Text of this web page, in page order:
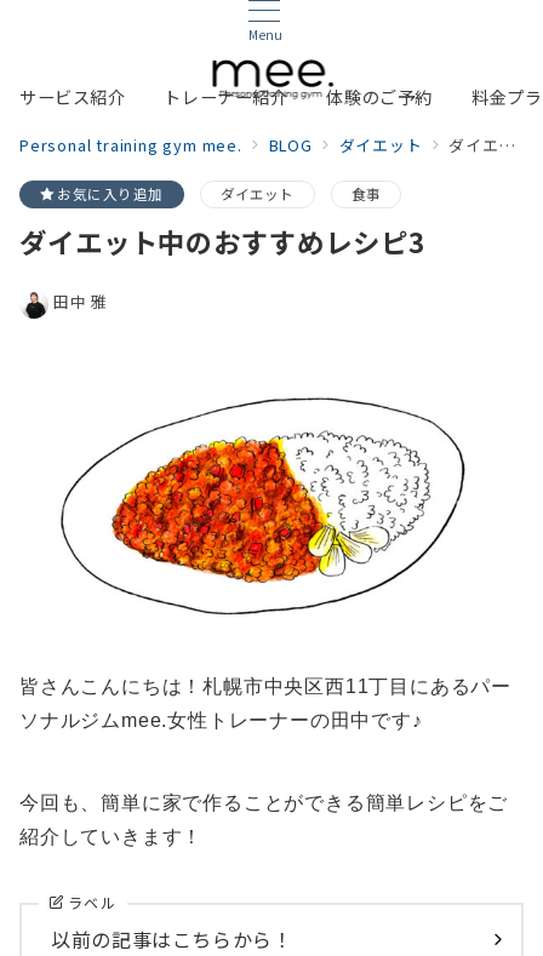
Menu
サービス紹介 トレーナー紹介 体験のご予約 料金プ
Personal training gym mee. BLOG ダイエット ダイエット中のおすすめレシピ3
お気に入り追加 ダイエット 食事
ダイエット中のおすすめレシピ3
田中 雅
皆さんこんにちは！札幌市中央区西11丁目にあるパー
ソナルジムmee.女性トレーナーの田中です♪
今回も、簡単に家で作ることができる簡単レシピをご
紹介していきます！
ラベル
以前の記事はこちらから！